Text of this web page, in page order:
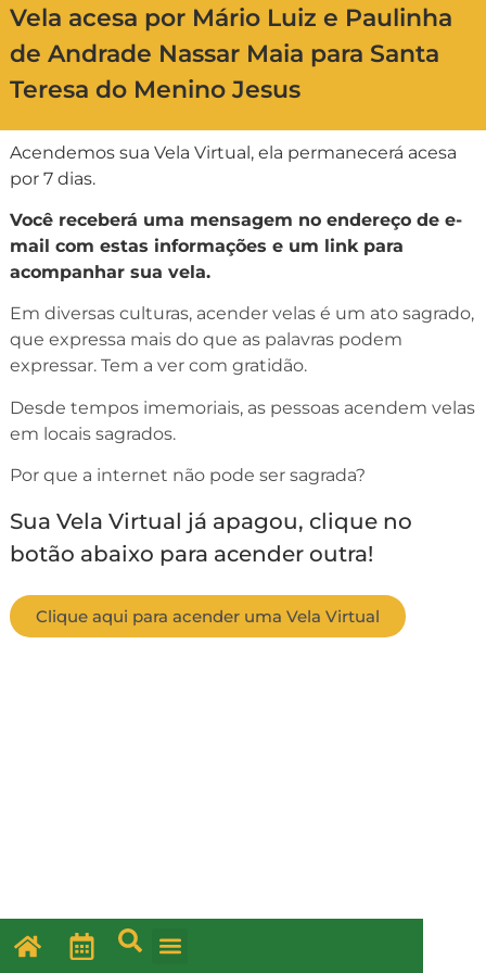
Vela acesa por Mário Luiz e Paulinha
de Andrade Nassar Maia para Santa
Teresa do Menino Jesus
Acendemos sua Vela Virtual, ela permanecerá acesa
por 7 dias.
Você receberá uma mensagem no endereço de e-
mail com estas informações e um link para
acompanhar sua vela.
Em diversas culturas, acender velas é um ato sagrado,
que expressa mais do que as palavras podem
expressar. Tem a ver com gratidão.
Desde tempos imemoriais, as pessoas acendem velas
em locais sagrados.
Por que a internet não pode ser sagrada?
Sua Vela Virtual já apagou, clique no
botão abaixo para acender outra!
Clique aqui para acender uma Vela Virtual